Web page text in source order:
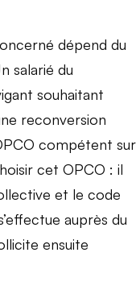
dépend du
salarié du
souhaitant
reconversion
compétent sur
cet OPCO : il
et le code
auprès du
ensuite